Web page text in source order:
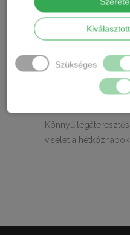
Márka: Rosa Junio
Ápolás: Gépben
viselet a
Szükséges